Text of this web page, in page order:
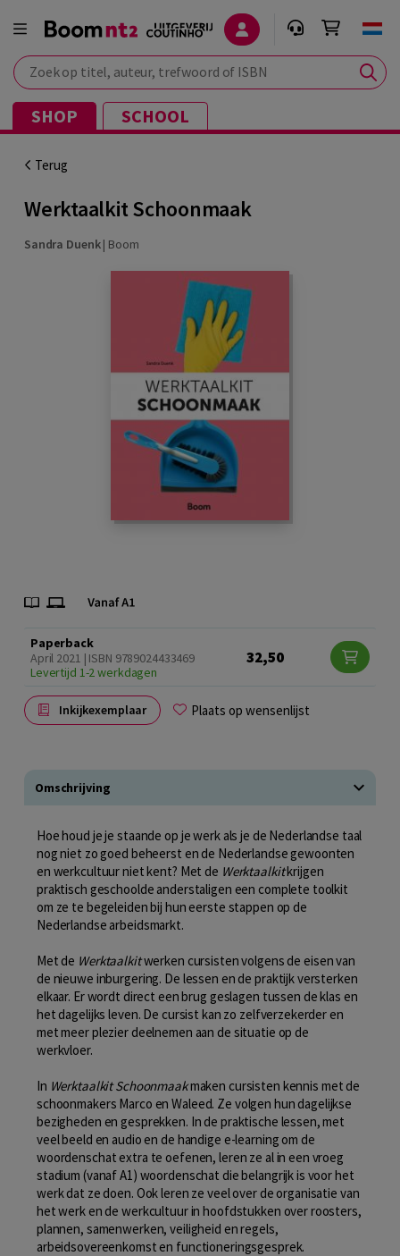
Zoek op titel, auteur, trefwoord of ISBN
SHOP SCHOOL
Terug
Werktaalkit Schoonmaak
Sandra Duenk| Boom
Paperback
April 2021 | ISBN 9789024433469
Levertijd 1-2 werkdagen
32,50
Inkijkexemplaar Plaats op wensenlijst
Omschrijving
Hoe houd je je staande op je werk als je de Nederlandse taal
nog niet zo goed beheerst en de Nederlandse gewoonten
en werkcultuur niet kent? Met de Werktaalkitkrijgen
praktisch geschoolde anderstaligen een complete toolkit
om ze te begeleiden bij hun eerste stappen op de
Nederlandse arbeidsmarkt.
Met de Werktaalkitwerken cursisten volgens de eisen van
de nieuwe inburgering. De lessen en de praktijk versterken
elkaar. Er wordt direct een brug geslagen tussen de klas en
het dagelijks leven. De cursist kan zo zelfverzekerder en
met meer plezier deelnemen aan de situatie op de
werkvloer.
In Werktaalkit Schoonmaakmaken cursisten kennis met de
schoonmakers Marco en Waleed. Ze volgen hun dagelijkse
bezigheden en gesprekken. In de praktische lessen, met
veel beeld en audio en de handige e-learning om de
woordenschat extra te oefenen, leren ze al in een vroeg
stadium (vanaf A1) woordenschat die belangrijk is voor het
werk dat ze doen. Ook leren ze veel over de organisatie van
het werk en de werkcultuur in hoofdstukken over roosters,
plannen, samenwerken, veiligheid en regels,
arbeidsovereenkomst en functioneringsgesprek.